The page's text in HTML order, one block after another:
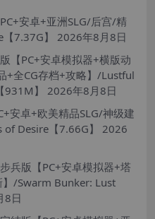
安卓+亚洲SLG/后宫/精
7.37G】
2026年8月8日
【PC+安卓模拟器+横版动
+全CG存档+攻略】/Lustful
】
2026年8月8日
安卓+欧美精品SLG/神级建
Desire【7.66G】
2026
兵版【PC+安卓模拟器+塔
】/Swarm Bunker: Lust
8日